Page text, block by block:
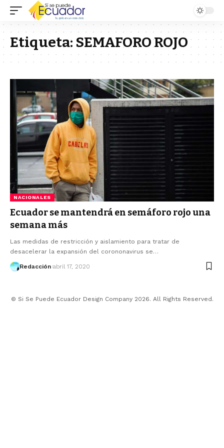
Etiqueta: SEMAFORO ROJO
NACIONALES
Ecuador se mantendrá en semáforo rojo una
semana más
Las medidas de restricción y aislamiento para tratar de
desacelerar la expansión del corononavirus se…
Redacción abril 17, 2020
© Si Se Puede Ecuador Design Company 2026. All Rights Reserved.